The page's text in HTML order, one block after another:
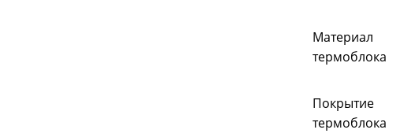
Материал
термоблока
Покрытие
термоблока